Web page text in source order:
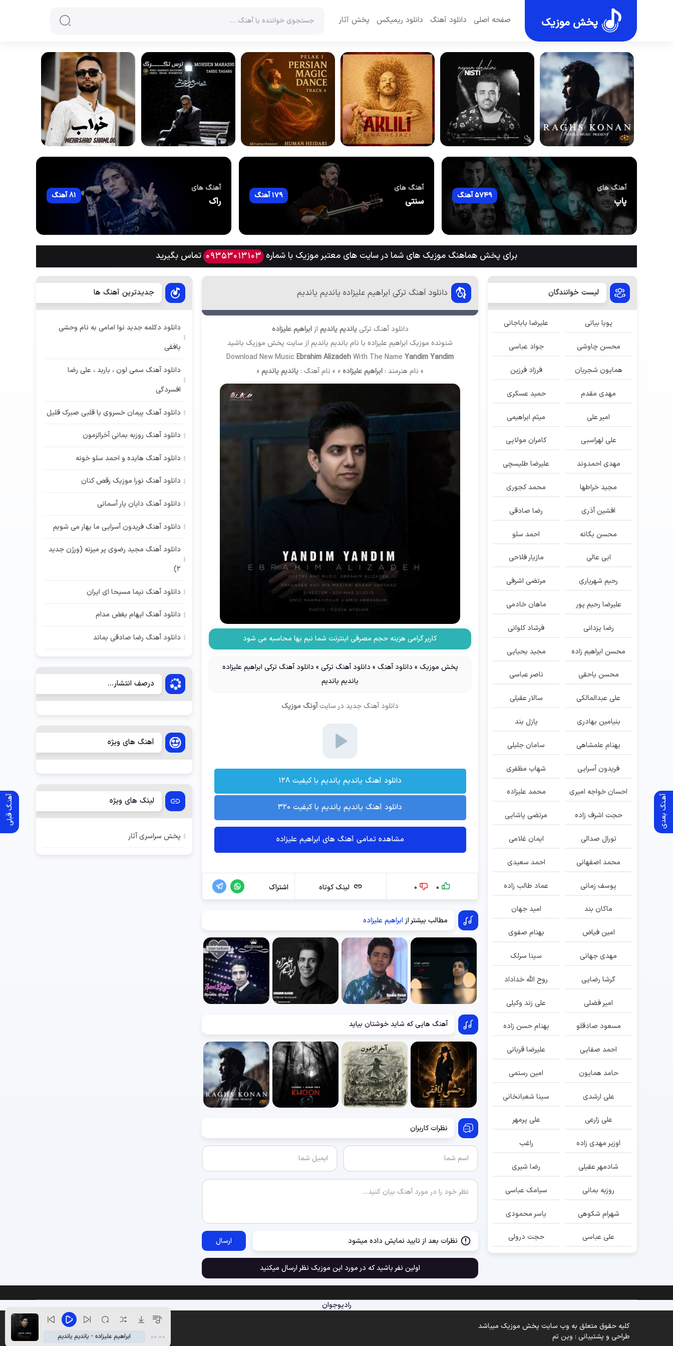
پخش موزیک صفحه اصلی دانلود آهنگ دانلود ریمیکس پخش آثار
آهنگ های
پاپ 5749 آهنگ
آهنگ های
سنتی 179 آهنگ
آهنگ های
راک 81 آهنگ
برای پخش هماهنگ موزیک های شما در سایت های معتبر موزیک با شماره 09353013103 تماس بگیرید
آهنـگ قبلی آهـنگ بعدی
دانلود آهنگ ترکی ابراهیم علیزاده یاندیم یاندیم
دانلود آهنگ ترکی یاندیم یاندیم ازابراهیم علیزاده
شنونده موزیک ابراهیم علیزاده با نام یاندیم یاندیم از سایت پخش موزیک باشید
Download New MusicEbrahim AlizadehWith The NameYandim Yandim
» نام هنرمند : ابراهیم علیزاده « » نام آهنگ : یاندیم یاندیم«
کاربر گرامی هزینه حجم مصرفی اینترنت شما نیم بها محاسبه می شود
پخش موزیک » دانلود آهنگ » دانلود آهنگ ترکی » دانلود آهنگ ترکی ابراهیم علیزاده
یاندیم یاندیم
دانلود آهنگ جدیددر سایت آونگ موزیک
دانلود آهنگ یاندیم یاندیم با کیفیت ۱۲۸
دانلود آهنگ یاندیم یاندیم با کیفیت ۳۲۰
مشاهده تمامی آهنگ های ابراهیم علیزاده
0
0 لینک کوتاه اشتراک
مطالب بیشتر از ابراهیم علیزاده
آهنگ هایی که شاید خوشتان بیاید
نظرات کاربران
نظرات بعد از تایید نمایش داده میشود ارسال
اولین نفر باشید که در مورد این موزیک نظر ارسال میکنید
لیست خوانندگان
پویا بیاتی علیرضا باباجانی
محسن چاوشی جواد عباسی
همایون شجریان فرزاد فرزین
مهدی مقدم حمید عسکری
امیر علی میثم ابراهیمی
علی لهراسبی کامران مولایی
مهدی احمدوند علیرضا طلیسچی
مجید خراطها محمد کجوری
افشین آذری رضا صادقی
محسن یگانه احمد سلو
ابی عالی مازیار فلاحی
رحیم شهریاری مرتضی اشرفی
علیرضا رحیم پور ماهان خادمی
رضا یزدانی فرشاد کلوانی
محسن ابراهیم زاده مجید یحیایی
محسن یاحقی ناصر عباسی
علی عبدالمالکی سالار عقیلی
بنیامین بهادری پازل بند
بهنام علمشاهی سامان جلیلی
فریدون آسرایی شهاب مظفری
احسان خواجه امیری محمد علیزاده
حجت اشرف زاده مرتضی پاشایی
تورال صدالی ایمان غلامی
محمد اصفهانی احمد سعیدی
یوسف زمانی عماد طالب زاده
ماکان بند امید جهان
امین فیاض بهنام صفوی
مهدی جهانی سینا سرلک
گرشا رضایی روح الله خداداد
امیر فضلی علی زند وکیلی
مسعود صادقلو بهنام حسن زاده
احمد صفایی علیرضا قربانی
حامد همایون امین رستمی
علی ارشدی سینا شعبانخانی
علی زارعی علی پرمهر
اوزیر مهدی زاده راغب
شادمهر عقیلی رضا شیری
روزبه بمانی سیامک عباسی
شهرام شکوهی یاسر محمودی
علی عباسی حجت درولی
جدیدترین آهنگ ها
دانلود دکلمه جدید نوا امامی به نام وحشی
بافقی
دانلود آهنگ سمی لون ، باربد ، علی رضا
افسردگی
دانلود آهنگ پیمان خسروی یا قلبی صبرک قلیل
دانلود آهنگ روزبه بمانی آخرالزمون
دانلود آهنگ هایده و احمد سلو خونه
دانلود آهنگ نورا موزیک رقص کنان
دانلود آهنگ دایان یار آسمانی
دانلود آهنگ فریدون آسرایی ما بهار می شویم
دانلود آهنگ مجید رضوی پر میزنه (ورژن جدید
2)
دانلود آهنگ نیما مسیحا ای ایران
دانلود آهنگ ایهام بغض مدام
دانلود آهنگ رضا صادقی بماند
درصف انتشار...
آهنگ های ویژه
لینک های ویژه
پخش سراسری آثار
رادیوجوان
کلیه حقوق متعلق به وب سایت پخش موزیک میباشد
طراحی و پشتیبانی : وین تم ابراهیم علیزاده - یاندیم یاندیم 00:00